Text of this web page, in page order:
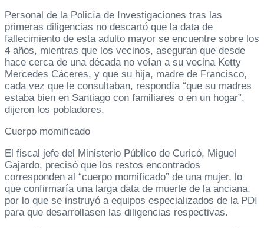
Personal de la Policía de Investigaciones tras las
primeras diligencias no descartó que la data de
fallecimiento de esta adulto mayor se encuentre sobre los
4 años, mientras que los vecinos, aseguran que desde
hace cerca de una década no veían a su vecina Ketty
Mercedes Cáceres, y que su hija, madre de Francisco,
cada vez que le consultaban, respondía “que su madres
estaba bien en Santiago con familiares o en un hogar”,
dijeron los pobladores.
Cuerpo momificado
El fiscal jefe del Ministerio Público de Curicó, Miguel
Gajardo, precisó que los restos encontrados
corresponden al “cuerpo momificado” de una mujer, lo
que confirmaría una larga data de muerte de la anciana,
por lo que se instruyó a equipos especializados de la PDI
para que desarrollasen las diligencias respectivas.